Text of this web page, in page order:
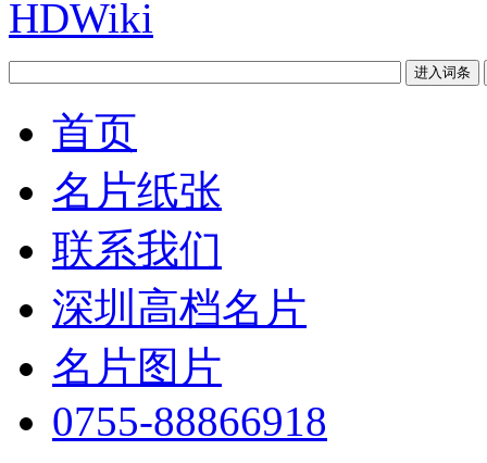
首页
名片纸张
联系我们
深圳高档名片
名片图片
0755-88866918